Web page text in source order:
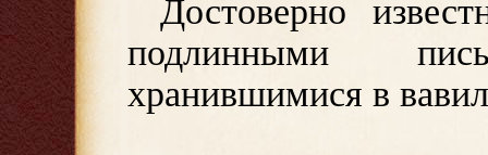
Достоверно
подлинными
хранившимися в